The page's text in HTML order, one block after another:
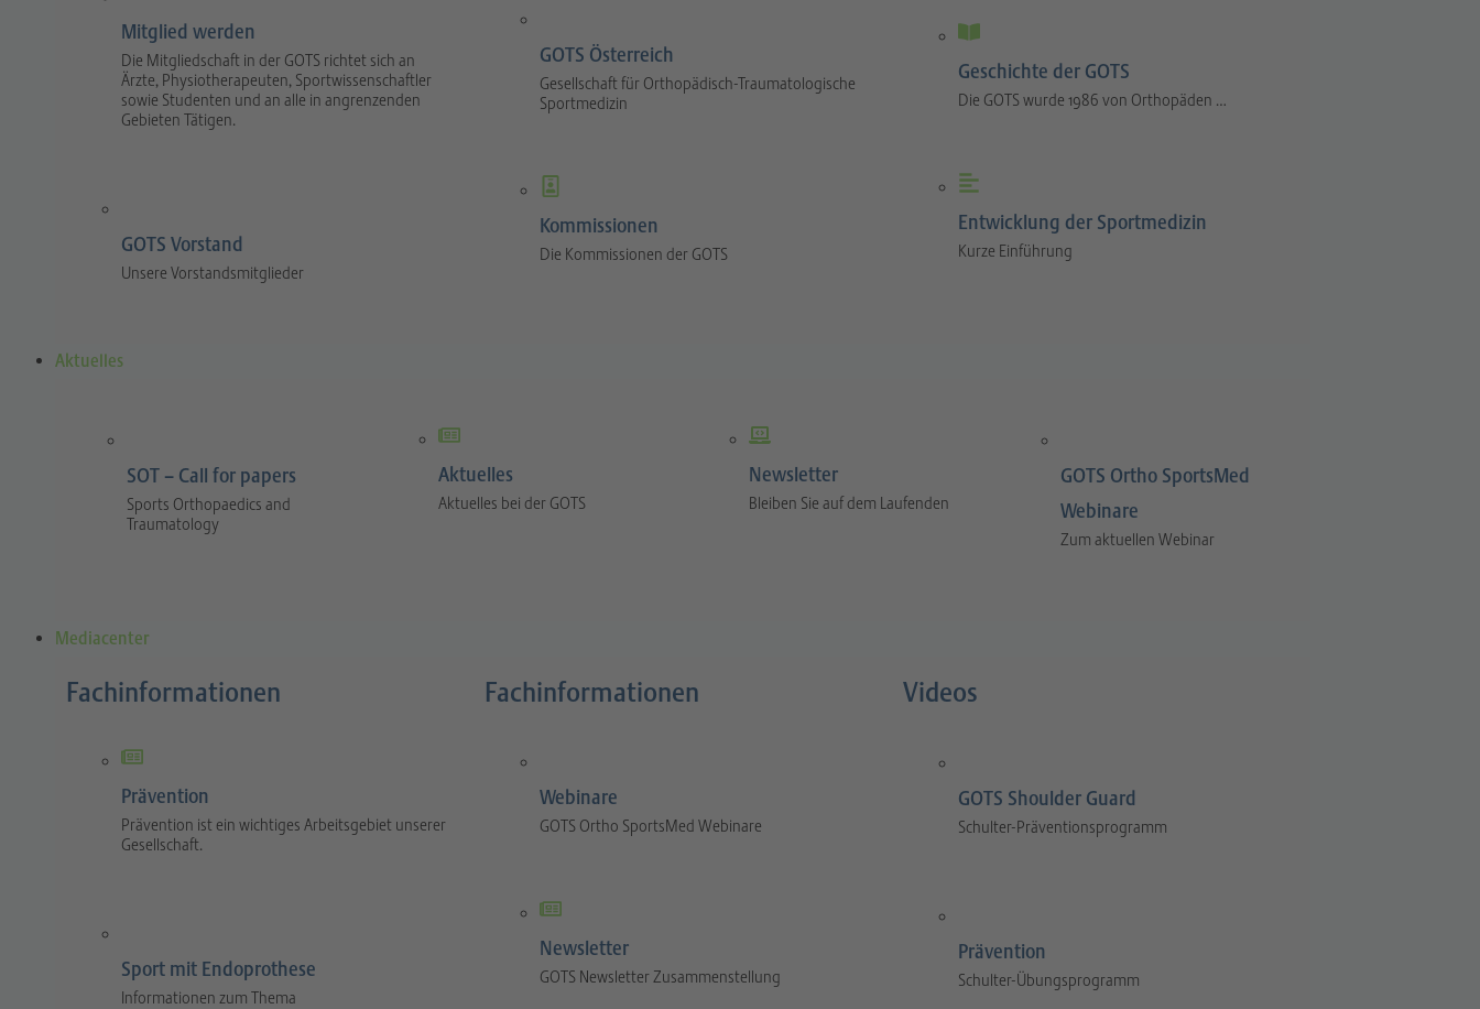
Mitglied werden
Die Mitgliedschaft in der GOTS richtet sich an
Ärzte, Physiotherapeuten, Sportwissenschaftler
sowie Studenten und an alle in angrenzenden
Gebieten Tätigen.
GOTS Vorstand
Unsere Vorstandsmitglieder
GOTS Österreich
Gesellschaft für Orthopädisch-Traumatologische
Sportmedizin
Kommissionen
Die Kommissionen der GOTS
Geschichte der GOTS
Die GOTS wurde 1986 von Orthopäden …
Entwicklung der Sportmedizin
Kurze Einführung
Aktuelles
SOT – Call for papers
Sports Orthopaedics and
Traumatology
Aktuelles
Aktuelles bei der GOTS
Newsletter
Bleiben Sie auf dem Laufenden
GOTS Ortho SportsMed
Webinare
Zum aktuellen Webinar
Mediacenter
Fachinformationen
Prävention
Prävention ist ein wichtiges Arbeitsgebiet unserer
Gesellschaft.
Sport mit Endoprothese
Informationen zum Thema
Fachinformationen
Webinare
GOTS Ortho SportsMed Webinare
Newsletter
GOTS Newsletter Zusammenstellung
Videos
GOTS Shoulder Guard
Schulter-Präventionsprogramm
Prävention
Schulter-Übungsprogramm